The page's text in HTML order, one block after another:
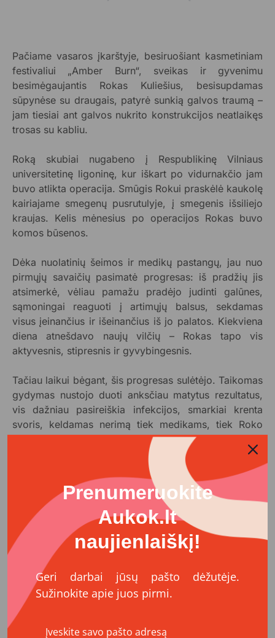
Pačiame vasaros įkarštyje, besiruošiant kasmetiniam
festivaliui „Amber Burn“, sveikas ir gyvenimu
besimėgaujantis Rokas Kuliešius, besisupdamas
sūpynėse su draugais, patyrė sunkią galvos traumą –
jam tiesiai ant galvos nukrito konstrukcijos neatlaikęs
trosas su kabliu.
Roką skubiai nugabeno į Respublikinę Vilniaus
universitetinę ligoninę, kur iškart po vidurnakčio jam
buvo atlikta operacija. Smūgis Rokui praskėlė kaukolę
kairiajame smegenų pusrutulyje, į smegenis išsiliejo
kraujas. Kelis mėnesius po operacijos Rokas buvo
komos būsenos.
Dėka nuolatinių šeimos ir medikų pastangų, jau nuo
pirmųjų savaičių pasimatė progresas: iš pradžių jis
atsimerkė, vėliau pamažu pradėjo judinti galūnes,
sąmoningai reaguoti į artimųjų balsus, sekdamas
visus įeinančius ir išeinančius iš jo palatos. Kiekviena
diena atnešdavo naujų vilčių – Rokas tapo vis
aktyvesnis, stipresnis ir gyvybingesnis.
Tačiau laikui bėgant, šis progresas sulėtėjo. Taikomas
gydymas nustojo duoti anksčiau matytus rezultatus,
vis dažniau pasireiškia infekcijos, smarkiai krenta
svoris, keldamas nerimą tiek medikams, tiek Roko
šeimai. Po kiekvieno naujo žingsnio pirmyn – pasiveja
trys žingsniai atgal ir vis niūresnės gydytojų
Po daugybės konsultacijų ir sudėtingų diskusijų, Roko
artimieji priėmė svarbų sprendimą – suteikti savo
mylimam sūnui ir broliui galimybę tęsti gydymą
specializuotoje Vokietijos klinikoje, apie kurią
sužinojo bendraudami su panašaus likimo žmonėmis.
Jos gydytojai, nuodugniai įvertinę Roko būklę,
įžvelgė potencialą ir viltį – intensyvi bei specializuota
priežiūra gali padėti Rokui sustiprėti ir padidinti jo
sąmoningumą. Taip pat, lavinti komunikacijos
įgūdžius, kurie galėtų tapti dideliu žingsniu į
Prenumeruokite
Aukok.lt
naujienlaiškį!
Geri darbai jūsų pašto dėžutėje.
Sužinokite apie juos pirmi.